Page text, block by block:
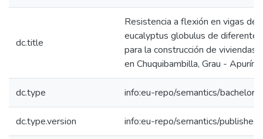
dc.title
Resistencia a flexión en vigas de
eucalyptus globulus de
para la construcción de viviendas
en Chuquibambilla, Grau -
dc.type info:eu-repo/semantics/
dc.type.version info:eu-repo/semantics/